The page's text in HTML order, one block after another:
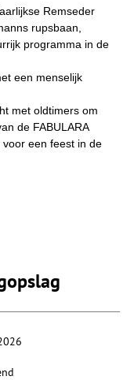
Remseder
rupsbaan,
programma in de
een menselijk
met oldtimers om
de FABULARA
een feest in de